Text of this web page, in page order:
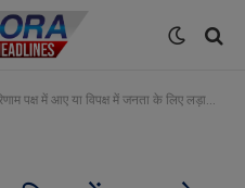
पक्ष में आए या विपक्ष में जनता के लिए लड़ाई हर हॉल में जारी रहेगी : जीवनसिंह